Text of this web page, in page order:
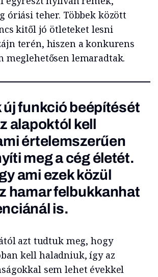
óriási teher. Többek között
kitől jó ötleteket lesni
terén, hiszen a konkurens
meglehetősen lemaradtak.
új funkció beépítését
alapoktól kell
értelemszerűen
meg a cég életét.
ami ezek közül
hamar felbukkanhat
is.
azt tudtuk meg, hogy
kell haladniuk, így az
sem lehet évekkel